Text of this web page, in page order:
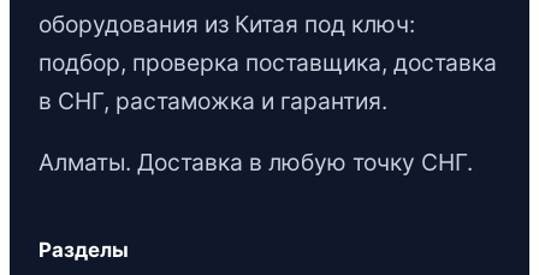
оборудования из Китая под ключ:
подбор, проверка поставщика, доставка
в СНГ, растаможка и гарантия.
Алматы. Доставка в любую точку СНГ.
Разделы